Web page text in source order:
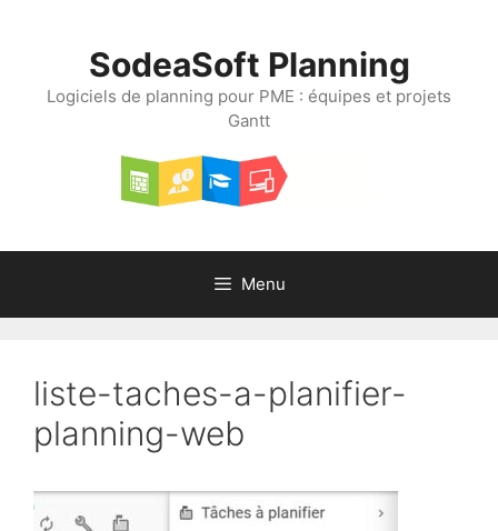
SodeaSoft Planning
Logiciels de planning pour PME : équipes et projets
Gantt
Menu
liste-taches-a-planifier-
planning-web